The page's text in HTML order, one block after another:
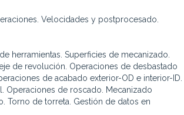
Velocidades y postprocesado.
herramientas. Superficies de mecanizado.
de revolución. Operaciones de desbastado
de acabado exterior-OD e interior-ID.
Operaciones de roscado. Mecanizado
Torno de torreta. Gestión de datos en